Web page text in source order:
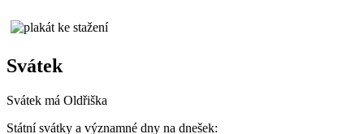
Svátek
Svátek má Oldřiška
Státní svátky a významné dny na dnešek: